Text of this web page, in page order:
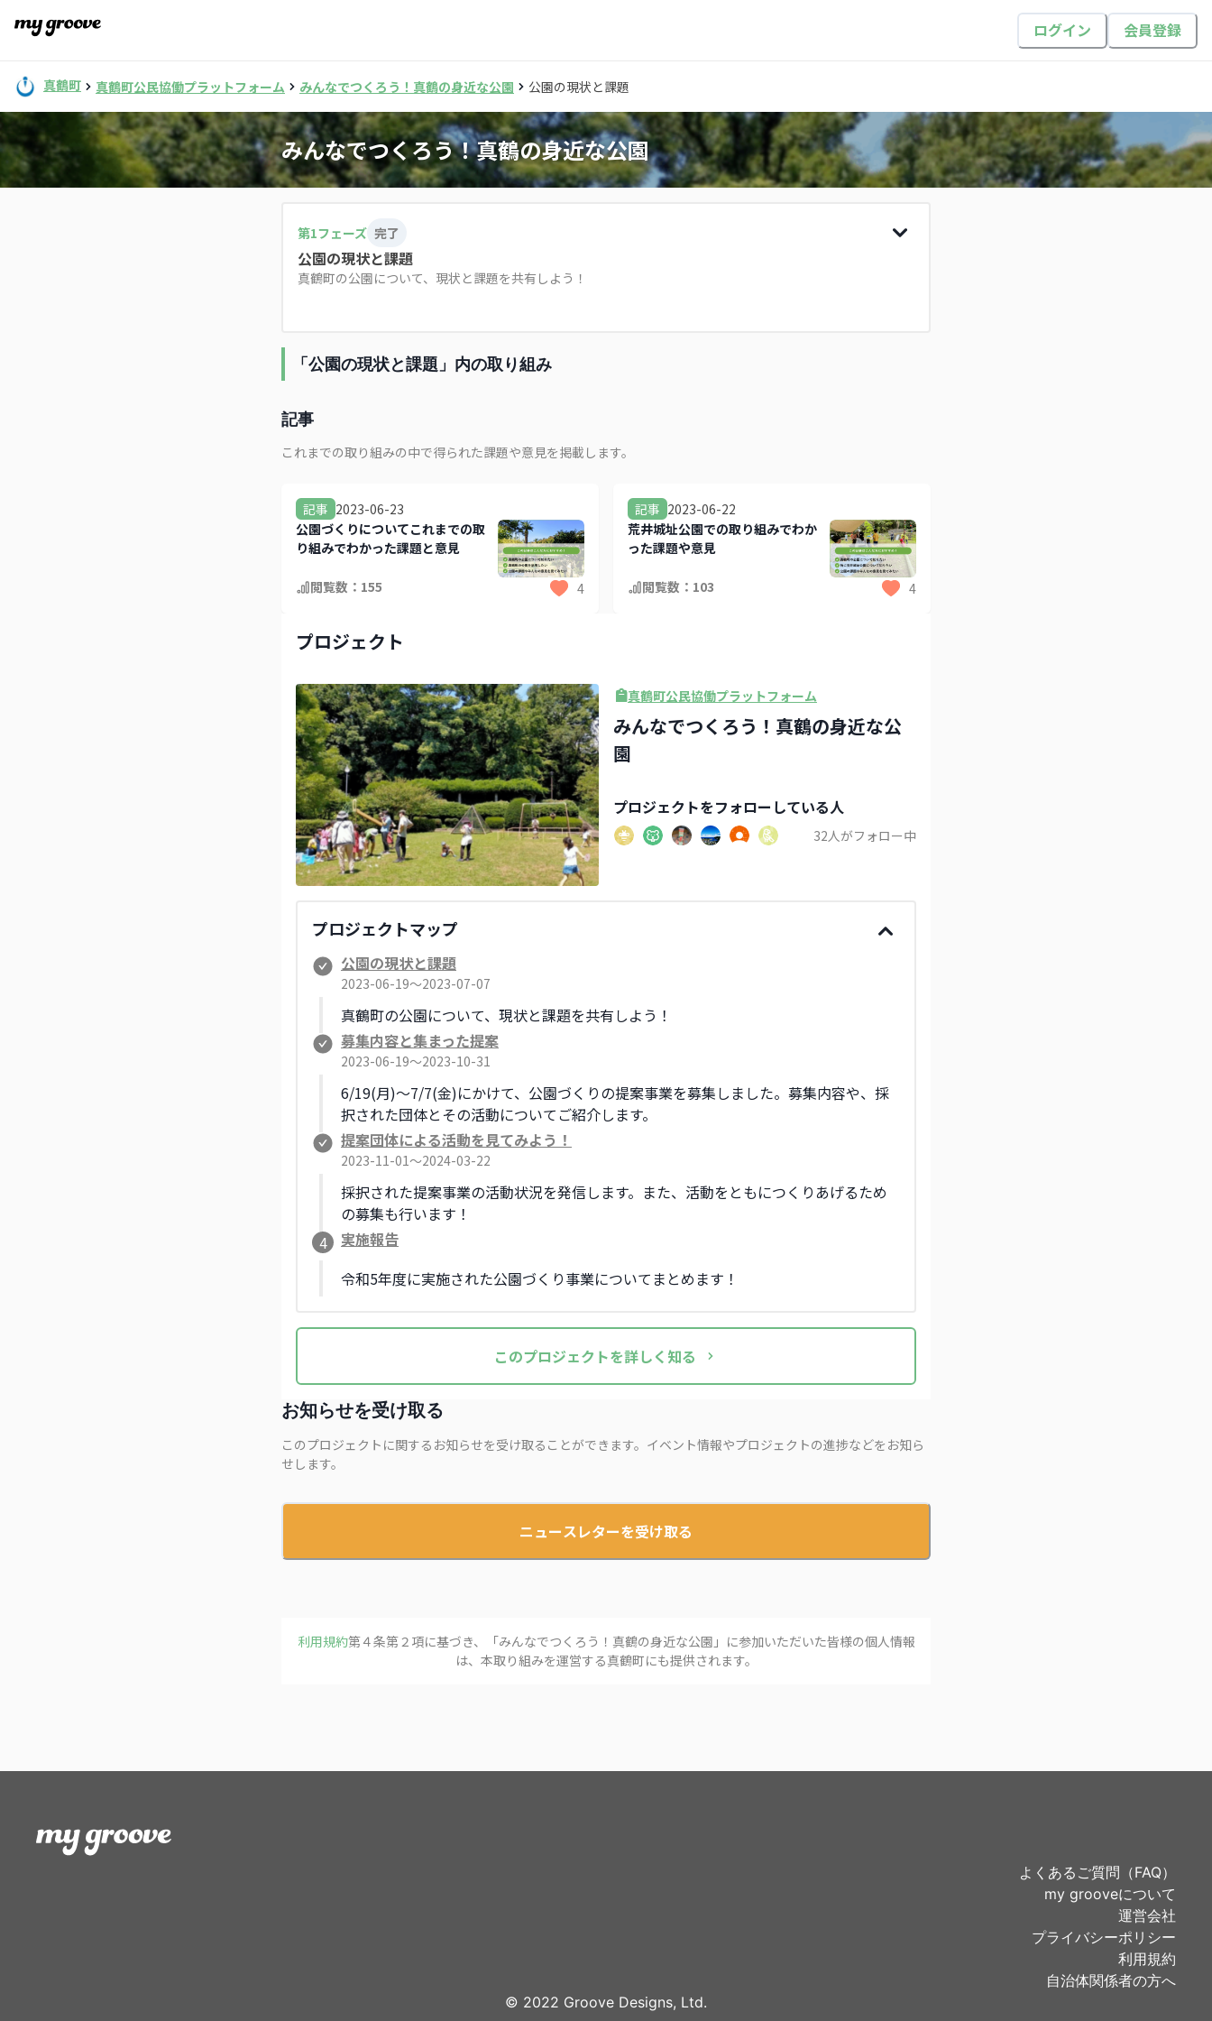
ログイン 会員登録
真鶴町 真鶴町公民協働プラットフォーム みんなでつくろう！真鶴の身近な公園 公園の現状と課題
みんなでつくろう！真鶴の身近な公園
第1フェーズ 完了
公園の現状と課題
真鶴町の公園について、現状と課題を共有しよう！
「公園の現状と課題」内の取り組み
記事
これまでの取り組みの中で得られた課題や意見を掲載します。
記事 2023-06-23
公園づくりについてこれまでの取
り組みでわかった課題と意見
閲覧数： 155 4
記事 2023-06-22
荒井城址公園での取り組みでわか
った課題や意見
閲覧数： 103 4
プロジェクト
真鶴町公民協働プラットフォーム
みんなでつくろう！真鶴の身近な公
園
プロジェクトをフォローしている人
32人がフォロー中
プロジェクトマップ
公園の現状と課題
2023-06-19〜2023-07-07
真鶴町の公園について、現状と課題を共有しよう！
募集内容と集まった提案
2023-06-19〜2023-10-31
6/19(月)～7/7(金)にかけて、公園づくりの提案事業を募集しました。募集内容や、採
択された団体とその活動についてご紹介します。
提案団体による活動を見てみよう！
2023-11-01〜2024-03-22
採択された提案事業の活動状況を発信します。また、活動をともにつくりあげるため
の募集も行います！
4
実施報告
令和5年度に実施された公園づくり事業についてまとめます！
このプロジェクトを詳しく知る
お知らせを受け取る
このプロジェクトに関するお知らせを受け取ることができます。イベント情報やプロジェクトの進捗などをお知ら
せします。
ニュースレターを受け取る
利用規約第４条第２項に基づき、「みんなでつくろう！真鶴の身近な公園 」に参加いただいた皆様の個人情報
は、本取り組みを運営する真鶴町にも提供されます。
よくあるご質問（FAQ）
my grooveについて
運営会社
プライバシーポリシー
利用規約
自治体関係者の方へ
©︎ 2022 Groove Designs, Ltd.